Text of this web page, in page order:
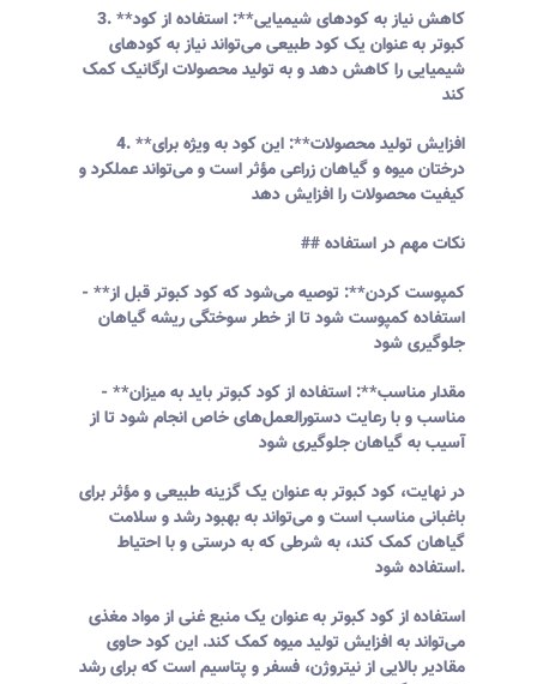
3. **کاهش نیاز به کودهای شیمیایی**: استفاده از کود
کبوتر به عنوان یک کود طبیعی می‌تواند نیاز به کودهای
شیمیایی را کاهش دهد و به تولید محصولات ارگانیک کمک
کند
4. **افزایش تولید محصولات**: این کود به ویژه برای
درختان میوه و گیاهان زراعی مؤثر است و می‌تواند عملکرد و
کیفیت محصولات را افزایش دهد
## نکات مهم در استفاده
- **کمپوست کردن**: توصیه می‌شود که کود کبوتر قبل از
استفاده کمپوست شود تا از خطر سوختگی ریشه گیاهان
جلوگیری شود
- **مقدار مناسب**: استفاده از کود کبوتر باید به میزان
مناسب و با رعایت دستورالعمل‌های خاص انجام شود تا از
آسیب به گیاهان جلوگیری شود
در نهایت، کود کبوتر به عنوان یک گزینه طبیعی و مؤثر برای
باغبانی مناسب است و می‌تواند به بهبود رشد و سلامت
گیاهان کمک کند، به شرطی که به درستی و با احتیاط
استفاده شود.
استفاده از کود کبوتر به عنوان یک منبع غنی از مواد مغذی
می‌تواند به افزایش تولید میوه کمک کند. این کود حاوی
مقادیر بالایی از نیتروژن، فسفر و پتاسیم است که برای رشد